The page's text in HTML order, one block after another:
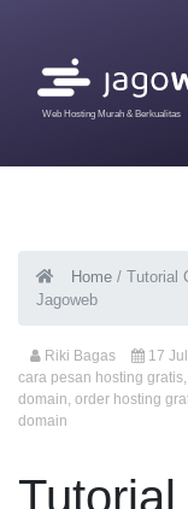
Web Hosting Murah & Berkualitas
Home / Tutorial
Jagoweb
Riki Bagas 17
cara pesan hosting gratis,
domain, order hosting
domain